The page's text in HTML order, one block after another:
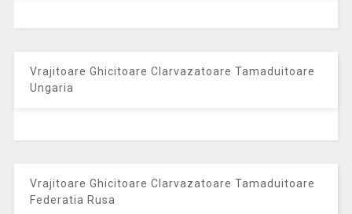
Vrajitoare Ghicitoare Clarvazatoare Tamaduitoare
Ungaria
Vrajitoare Ghicitoare Clarvazatoare Tamaduitoare
Federatia Rusa